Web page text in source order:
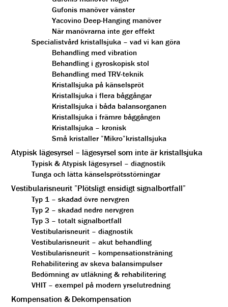
Gufonis manöver vänster
Yacovino Deep-Hanging manöver
När manövrarna inte ger effekt
Specialistvård kristallsjuka – vad vi kan göra
Behandling med vibration
Behandling i gyroskopisk stol
Behandling med TRV-teknik
Kristallsjuka på känselspröt
Kristallsjuka i flera båggångar
Kristallsjuka i båda balansorganen
Kristallsjuka i främre båggången
Kristallsjuka – kronisk
Små kristaller ”Mikro”kristallsjuka
Atypisk lägesyrsel – lägesyrsel som inte är kristallsjuka
Typisk & Atypisk lägesyrsel – diagnostik
Tunga och lätta känselsprötsstörningar
Vestibularisneurit ”Plötsligt ensidigt signalbortfall”
Typ 1 – skadad övre nervgren
Typ 2 – skadad nedre nervgren
Typ 3 – totalt signalbortfall
Vestibularisneurit – diagnostik
Vestibularisneurit – akut behandling
Vestibularisneurit – kompensationsträning
Rehabilitering av skeva balansimpulser
Bedömning av utläkning & rehabilitering
VHIT – exempel på modern yrselutredning
Kompensation & Dekompensation